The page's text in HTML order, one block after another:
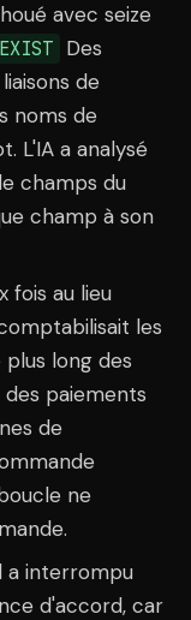
avec seize
Des
de
noms de
L'IA a analysé
champs du
champ à son
fois au lieu
les
long des
paiements
de
ne
a interrompu
d'accord, car